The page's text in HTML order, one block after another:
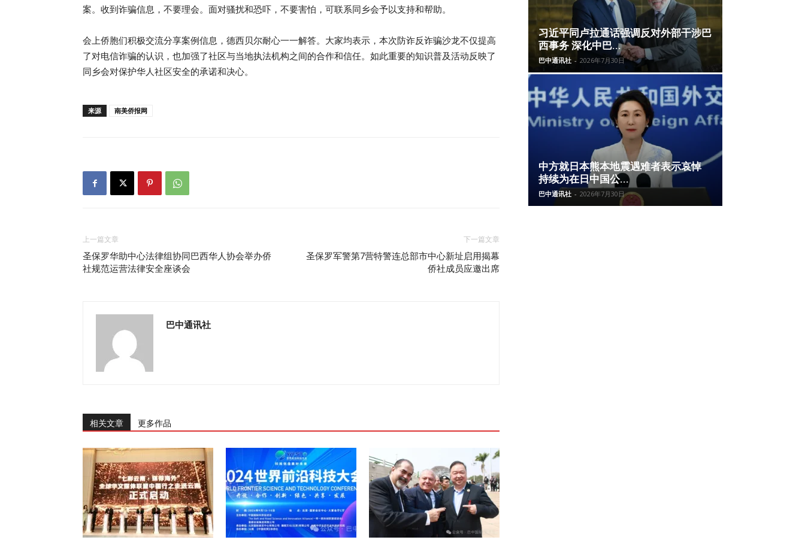
案。收到诈骗信息，不要理会。面对骚扰和恐吓，不要害怕，可联系同乡会予以支持和帮助。
会上侨胞们积极交流分享案例信息，德西贝尔耐心一一解答。大家均表示，本次防诈反诈骗沙龙不仅提高
了对电信诈骗的认识，也加强了社区与当地执法机构之间的合作和信任。如此重要的知识普及活动反映了
同乡会对保护华人社区安全的承诺和决心。
来源 南美侨报网
上一篇文章
圣保罗华助中心法律组协同巴西华人协会举办侨
社规范运营法律安全座谈会
下一篇文章
圣保罗军警第7营特警连总部市中心新址启用揭幕
侨社成员应邀出席
巴中通讯社
相关文章 更多作品
习近平同卢拉通话强调反对外部干涉巴
西事务 深化中巴...
巴中通讯社 - 2026年7月30日
中方就日本熊本地震遇难者表示哀悼
持续为在日中国公...
巴中通讯社 - 2026年7月30日